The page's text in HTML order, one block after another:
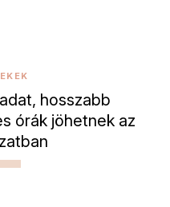
hosszabb
órák jöhetnek az